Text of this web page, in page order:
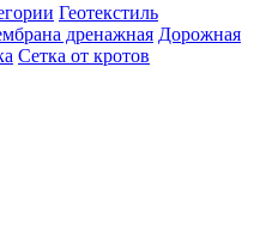
Геотекстиль
дренажная Дорожная
Сетка от кротов